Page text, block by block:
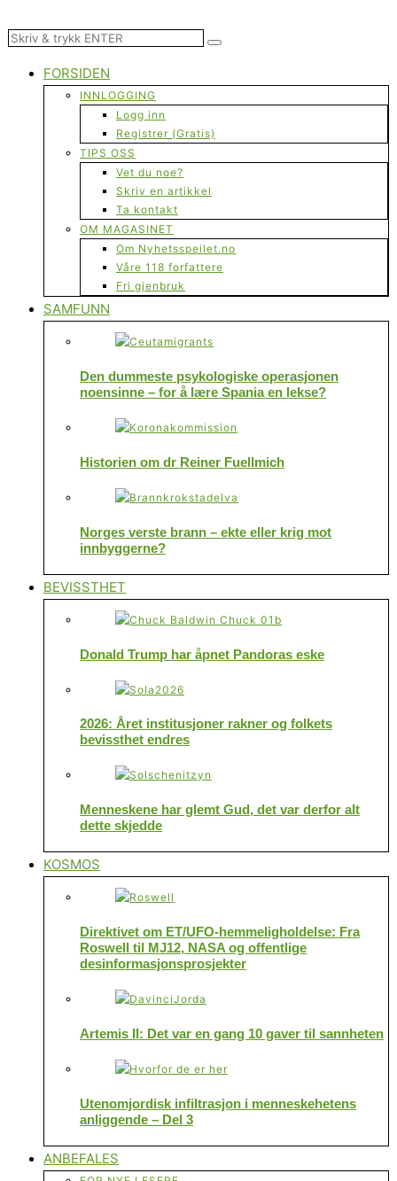
FORSIDEN
INNLOGGING
Logg inn
Registrer (Gratis)
TIPS OSS
Vet du noe?
Skriv en artikkel
Ta kontakt
OM MAGASINET
Om Nyhetsspeilet.no
Våre 118 forfattere
Fri gjenbruk
SAMFUNN
Den dummeste psykologiske operasjonen
noensinne – for å lære Spania en lekse?
Historien om dr Reiner Fuellmich
Norges verste brann – ekte eller krig mot
innbyggerne?
BEVISSTHET
Donald Trump har åpnet Pandoras eske
2026: Året institusjoner rakner og folkets
bevissthet endres
Menneskene har glemt Gud, det var derfor alt
dette skjedde
KOSMOS
Direktivet om ET/UFO-hemmeligholdelse: Fra
Roswell til MJ12, NASA og offentlige
desinformasjonsprosjekter
Artemis II: Det var en gang 10 gaver til sannheten
Utenomjordisk infiltrasjon i menneskehetens
anliggende – Del 3
ANBEFALES